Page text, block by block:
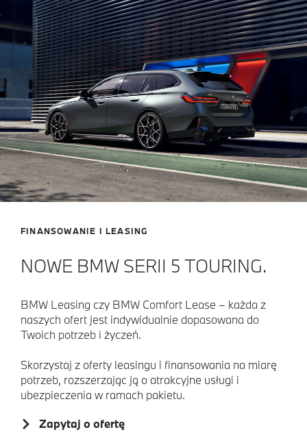
FINANSOWANIE I LEASING
NOWE BMW SERII 5 TOURING.
BMW Leasing czy BMW Comfort Lease – każda z
naszych ofert jest indywidualnie dopasowana do
Twoich potrzeb i życzeń.
Skorzystaj z oferty leasingu i finansowania na miarę
potrzeb, rozszerzając ją o atrakcyjne usługi i
ubezpieczenia w ramach pakietu.
Zapytaj o ofertę